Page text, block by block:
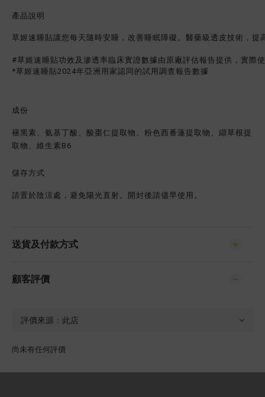
產品說明
草姬速睡貼讓您每天隨時安睡，改善睡眠障礙。醫藥級透皮技術，
#草姬速睡貼功效及滲透率臨床實證數據由原廠評估報告提供，實際
*草姬速睡貼2024年亞洲用家認同的試用調查報告數據
成份
褪黑素、氨基丁酸、酸棗仁提取物、粉色西番蓮提取物、纈草根提
取物、維生素B6
儲存方式
請置於陰涼處，避免陽光直射。開封後請儘早使用。
送貨及付款方式
顧客評價
尚未有任何評價